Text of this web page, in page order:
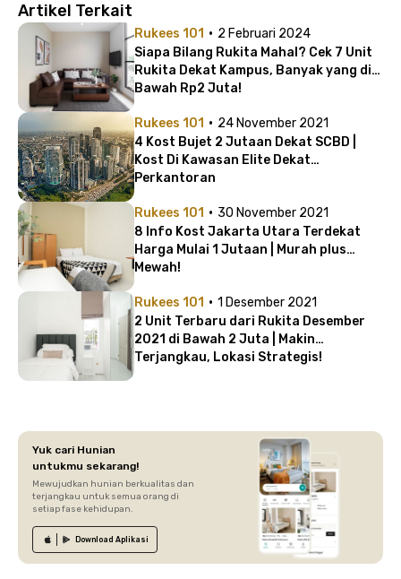
Artikel Terkait
Rukees 101 · 2 Februari 2024
Siapa Bilang Rukita Mahal? Cek 7 Unit
Rukita Dekat Kampus, Banyak yang di
Bawah Rp2 Juta!
Rukees 101 · 24 November 2021
4 Kost Bujet 2 Jutaan Dekat SCBD |
Kost Di Kawasan Elite Dekat
Perkantoran
Rukees 101 · 30 November 2021
8 Info Kost Jakarta Utara Terdekat
Harga Mulai 1 Jutaan | Murah plus
Mewah!
Rukees 101 · 1 Desember 2021
2 Unit Terbaru dari Rukita Desember
2021 di Bawah 2 Juta | Makin
Terjangkau, Lokasi Strategis!
Yuk cari Hunian
untukmu sekarang!
Mewujudkan hunian berkualitas dan
terjangkau untuk semua orang di
setiap fase kehidupan.
Download Aplikasi